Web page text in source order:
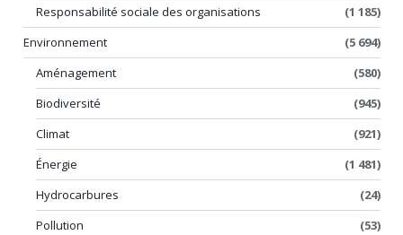
Responsabilité sociale des organisations
(1 185)
Environnement
(5 694)
Aménagement
(580)
Biodiversité
(945)
Climat
(921)
Énergie
(1 481)
Hydrocarbures
(24)
Pollution
(53)